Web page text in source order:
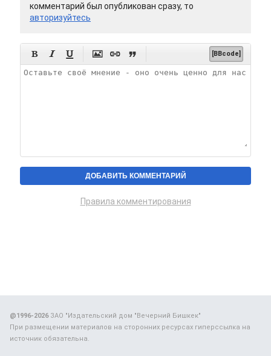
комментарий был опубликован сразу, то
авторизуйтесь
      [BBcode]
Правила комментирования
@1996-2026ЗАО "Издательский дом "Вечерний Бишкек"
При размещении материалов на сторонних ресурсах гиперссылка на
источник обязательна.